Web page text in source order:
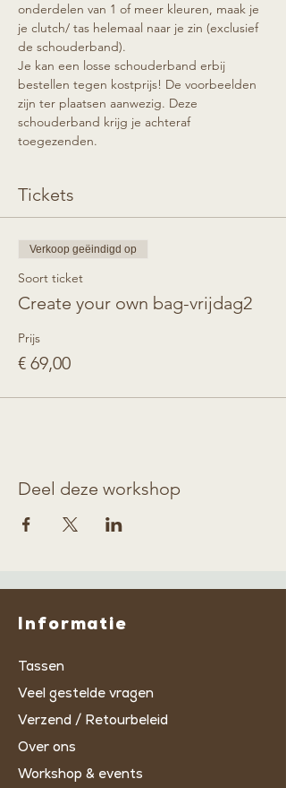
onderdelen van 1 of meer kleuren, maak je
je clutch/ tas helemaal naar je zin (exclusief
de schouderband).
Je kan een losse schouderband erbij
bestellen tegen kostprijs! De voorbeelden
zijn ter plaatsen aanwezig. Deze
schouderband krijg je achteraf
toegezenden.
Tickets
Verkoop geëindigd op
Soort ticket
Create your own bag-vrijdag2
Prijs
€ 69,00
Deel deze workshop
Informatie
Tassen
Veel gestelde vragen
Verzend / Retourbeleid
Over ons
Workshop & events